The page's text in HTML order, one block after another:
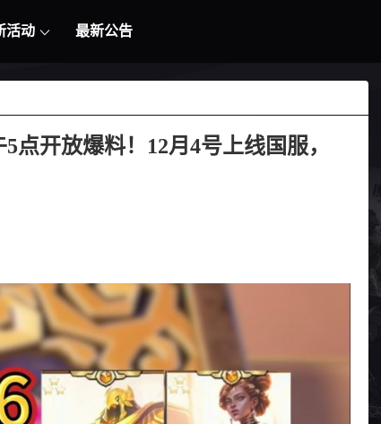
活动 最新公告
点开放爆料！12月4号上线国服，